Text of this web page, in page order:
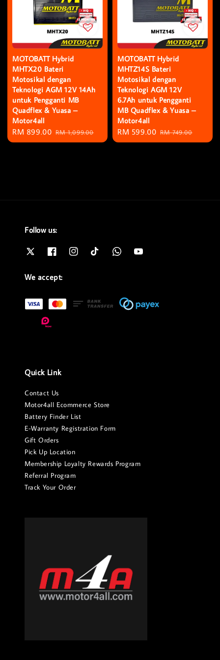
MOTOBATT Hybrid
MHTX20 Bateri
Motosikal dengan
Teknologi AGM 12V 14Ah
untuk Pengganti MB
Quadflex & Yuasa –
Motor4all
Sale
price
RM 899.00 Regular
price
RM 1,099.00
MOTOBATT Hybrid
MHTZ14S Bateri
Motosikal dengan
Teknologi AGM 12V
6.7Ah untuk Pengganti
MB Quadflex & Yuasa –
Motor4all
Sale
price
RM 599.00 Regular
price
RM 749.00
Follow us:
We accept:
Quick Link
Contact Us
Motor4all Ecommerce Store
Battery Finder List
E-Warranty Registration Form
Gift Orders
Pick Up Location
Membership Loyalty Rewards Program
Referral Program
Track Your Order